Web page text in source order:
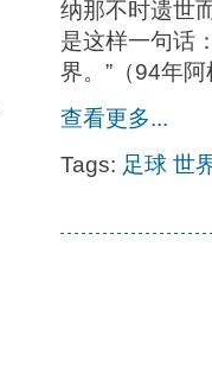
纳那不时遗世
是这样一句话
界。”（94年
查看更多...
Tags: 足球 世